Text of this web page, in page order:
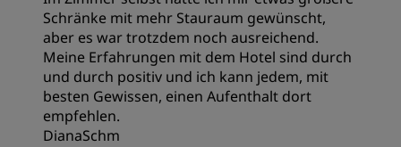
Schränke mit mehr Stauraum gewünscht,
aber es war trotzdem noch ausreichend.
Meine Erfahrungen mit dem Hotel sind durch
und durch positiv und ich kann jedem, mit
besten Gewissen, einen Aufenthalt dort
empfehlen.
DianaSchm